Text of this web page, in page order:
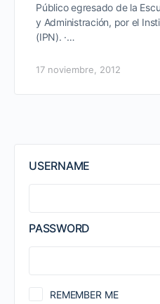
Público egresado de la
y Administración, por el
(IPN). ·…
17 noviembre, 2012
USERNAME
PASSWORD
REMEMBER ME